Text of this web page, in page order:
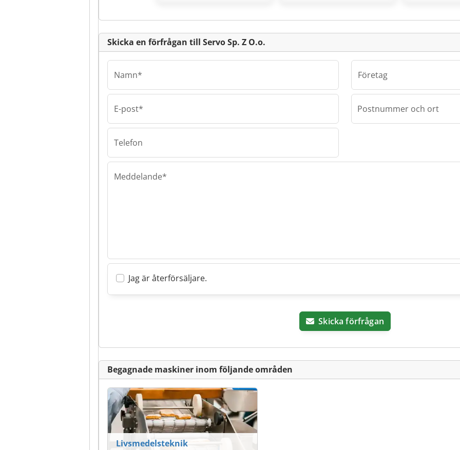
Sp. Z O.o.
Småannons
Skicka en förfrågan till Servo Sp. Z O.o.
Namn*
E-post*
Telefon
Företag
Postnummer och ort
Meddelande*
Jag är återförsäljare.
Skicka förfrågan
Begagnade maskiner inom följande områden
Livsmedelsteknik